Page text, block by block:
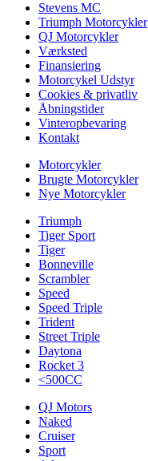
Stevens MC
Triumph Motorcykler
QJ Motorcykler
Værksted
Finansiering
Motorcykel Udstyr
Cookies & privatliv
Åbningstider
Vinteropbevaring
Kontakt
Motorcykler
Brugte Motorcykler
Nye Motorcykler
Triumph
Tiger Sport
Tiger
Bonneville
Scrambler
Speed
Speed Triple
Trident
Street Triple
Daytona
Rocket 3
<500CC
QJ Motors
Naked
Cruiser
Sport